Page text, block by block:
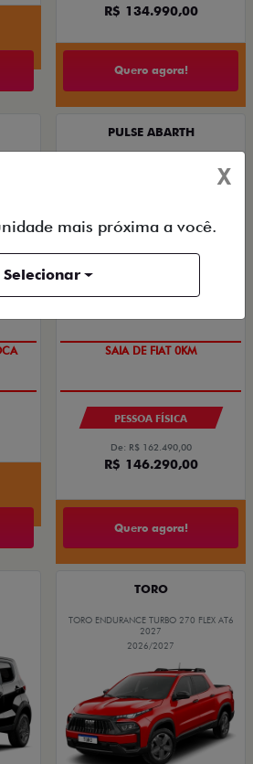
R$ 134.990,00
Quero agora!
PULSE ABARTH
OPORTUNIDADE
PESSOA FÍSICA
De: R$ 162.490,00
R$ 146.290,00
Quero agora!
TORO
TORO ENDURANCE TURBO 270 FLEX AT6
2027
2026/2027
X
mais próxima a você.
Selecionar